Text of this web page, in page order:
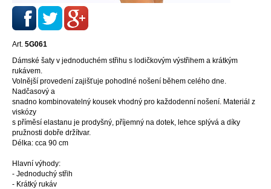
Art. 5G061
Dámské šaty v jednoduchém střihu s lodičkovým výstřihem a krátkým
rukávem.
Volnější provedení zajišťuje pohodlné nošení během celého dne.
Nadčasový a
snadno kombinovatelný kousek vhodný pro každodenní nošení. Materiál z
viskózy
s příměsí elastanu je prodyšný, příjemný na dotek, lehce splývá a díky
pružnosti dobře držítvar.
Délka: cca 90 cm
Hlavní výhody:
- Jednoduchý střih
- Krátký rukáv